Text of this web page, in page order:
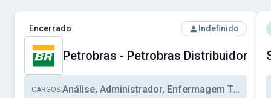
Ver concurso: Petrobras - Petrobras Distribuidora S.A.
Encerrado Indefinido
Petrobras - Petrobras Distribuidora
CARGOS: Análise, Administrador, Enfermagem Trabalho